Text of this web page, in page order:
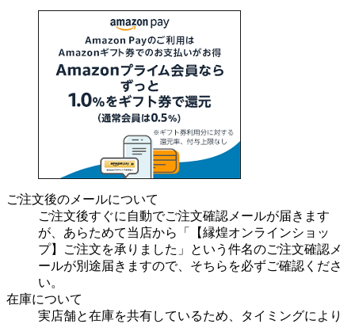
ご注文後のメールについて
ご注文後すぐに自動でご注文確認メールが届きます
が、あらためて当店から「【縁煌オンラインショッ
プ】ご注文を承りました」という件名のご注文確認メ
ールが別途届きますので、そちらを必ずご確認くださ
い。
在庫について
実店舗と在庫を共有しているため、タイミングにより